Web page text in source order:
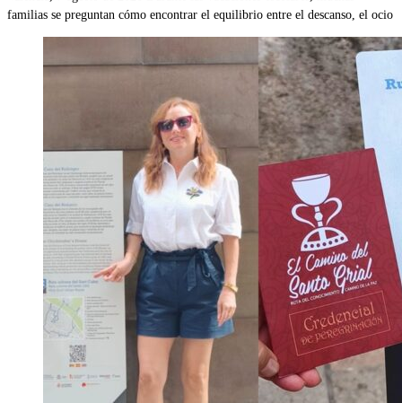
familias se preguntan cómo encontrar el equilibrio entre el descanso, el ocio